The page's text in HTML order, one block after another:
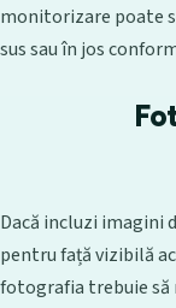
monitorizare poate
sus sau în jos
Dacă incluzi imagini
pentru față vizibilă
fotografia trebuie să